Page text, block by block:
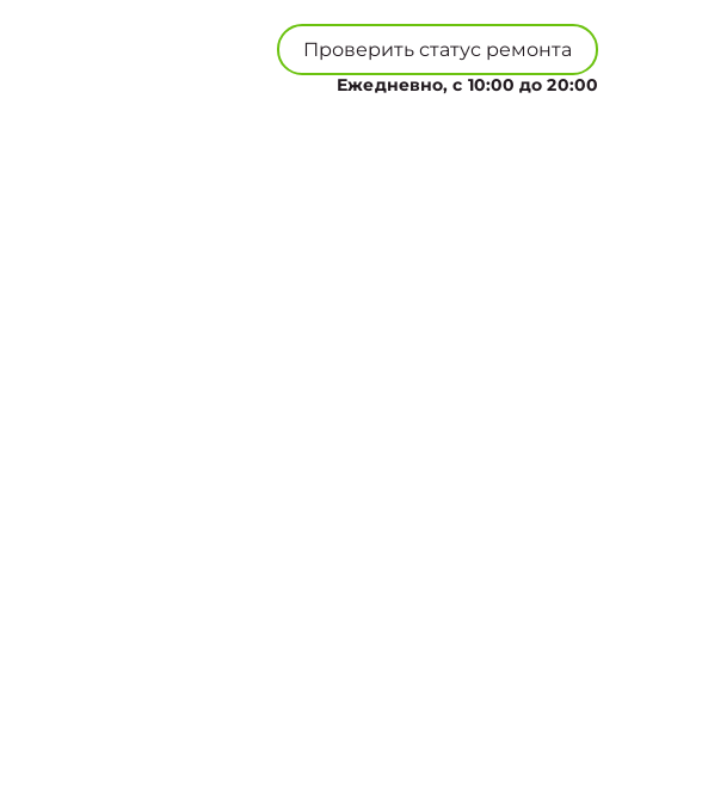
Проверить статус ремонта
Ежедневно, с 10:00 до 20:00